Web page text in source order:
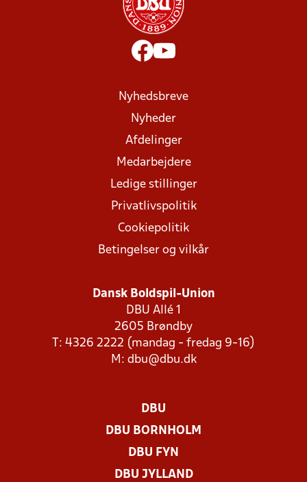
Nyhedsbreve
Nyheder
Afdelinger
Medarbejdere
Ledige stillinger
Privatlivspolitik
Cookiepolitik
Betingelser og vilkår
Dansk Boldspil-Union
DBU Allé 1
2605 Brøndby
T: 4326 2222 (mandag - fredag 9-16)
M: dbu@dbu.dk
DBU
DBU BORNHOLM
DBU FYN
DBU JYLLAND